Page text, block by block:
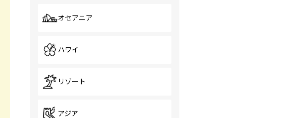
オセアニア
ハワイ
リゾート
アジア